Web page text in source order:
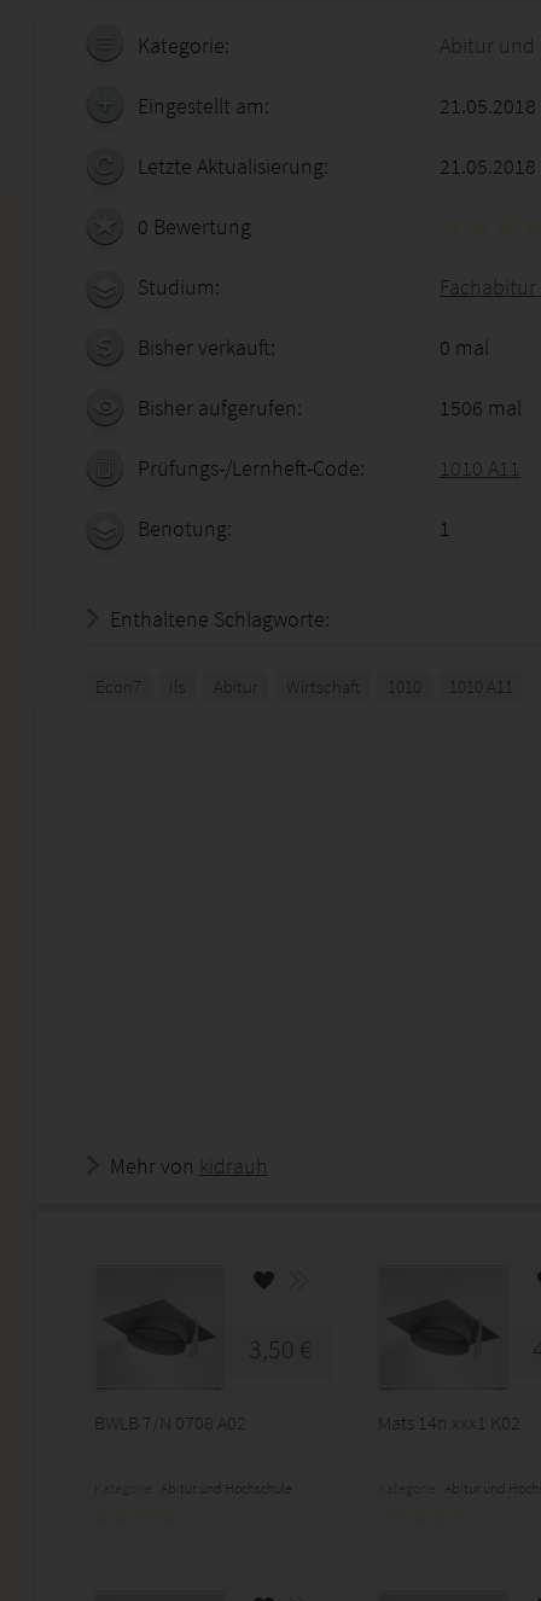
Kategorie: Abitur und
Eingestellt am:
Letzte Aktualisierung: 21.05.2018
0 Bewertung
Studium: Fachabitur
Bisher verkauft: 0 mal
Bisher aufgerufen: 1506 mal
Prüfungs-/Lernheft-Code: 1010 A11
Benotung: 1
Enthaltene Schlagworte:
Econ7 Ils Abitur Wirtschaft 1010 1010 A11
Mehr von kidrauh
3,50 €
BWLB 7/N 0708 A02
Abitur und Hochschule
Mats 14n xxx1 K02
Abitur und